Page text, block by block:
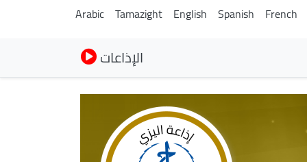
Arabic Tamazight English Spanish French
الإذاعات